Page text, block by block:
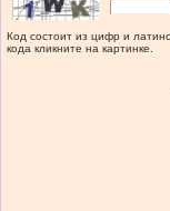
Код состоит из цифр и
кода кликните на картинке.